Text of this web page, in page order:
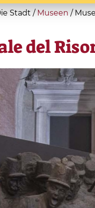
Stadt / Museen /
del